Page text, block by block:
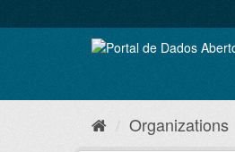
to
Organizations